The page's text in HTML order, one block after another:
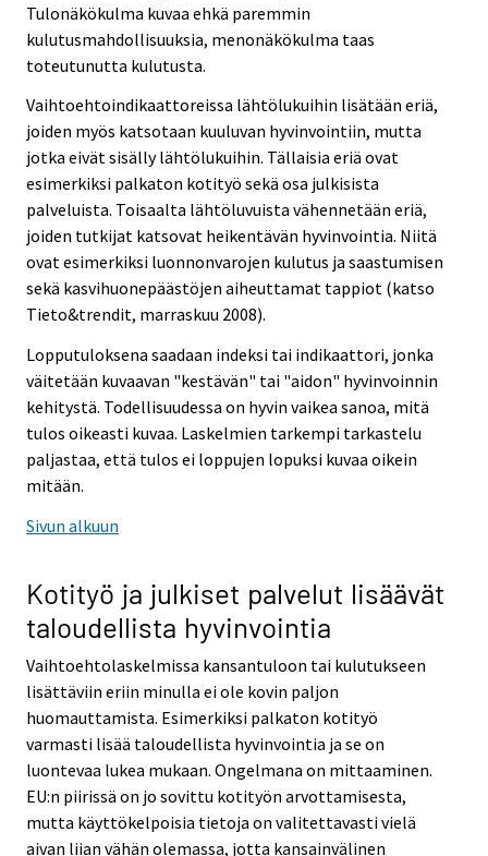
Tulonäkökulma kuvaa ehkä paremmin
kulutusmahdollisuuksia, menonäkökulma taas
toteutunutta kulutusta.
Vaihtoehtoindikaattoreissa lähtölukuihin lisätään eriä,
joiden myös katsotaan kuuluvan hyvinvointiin, mutta
jotka eivät sisälly lähtölukuihin. Tällaisia eriä ovat
esimerkiksi palkaton kotityö sekä osa julkisista
palveluista. Toisaalta lähtöluvuista vähennetään eriä,
joiden tutkijat katsovat heikentävän hyvinvointia. Niitä
ovat esimerkiksi luonnonvarojen kulutus ja saastumisen
sekä kasvihuonepäästöjen aiheuttamat tappiot (katso
Tieto&trendit, marraskuu 2008).
Lopputuloksena saadaan indeksi tai indikaattori, jonka
väitetään kuvaavan "kestävän" tai "aidon" hyvinvoinnin
kehitystä. Todellisuudessa on hyvin vaikea sanoa, mitä
tulos oikeasti kuvaa. Laskelmien tarkempi tarkastelu
paljastaa, että tulos ei loppujen lopuksi kuvaa oikein
mitään.
Sivun alkuun
Kotityö ja julkiset palvelut lisäävät
taloudellista hyvinvointia
Vaihtoehtolaskelmissa kansantuloon tai kulutukseen
lisättäviin eriin minulla ei ole kovin paljon
huomauttamista. Esimerkiksi palkaton kotityö
varmasti lisää taloudellista hyvinvointia ja se on
luontevaa lukea mukaan. Ongelmana on mittaaminen.
EU:n piirissä on jo sovittu kotityön arvottamisesta,
mutta käyttökelpoisia tietoja on valitettavasti vielä
aivan liian vähän olemassa, jotta kansainvälinen